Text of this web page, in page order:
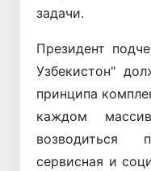
задачи.
Президент
Узбекистон"
принципа
каждом
возводиться
сервисная и